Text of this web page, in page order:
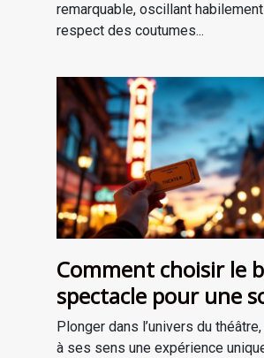
remarquable, oscillant
respect des coutumes...
Comment choisir le
spectacle pour une
théâtrale inoubliable
Plonger dans l’univers du
à ses sens une expérience